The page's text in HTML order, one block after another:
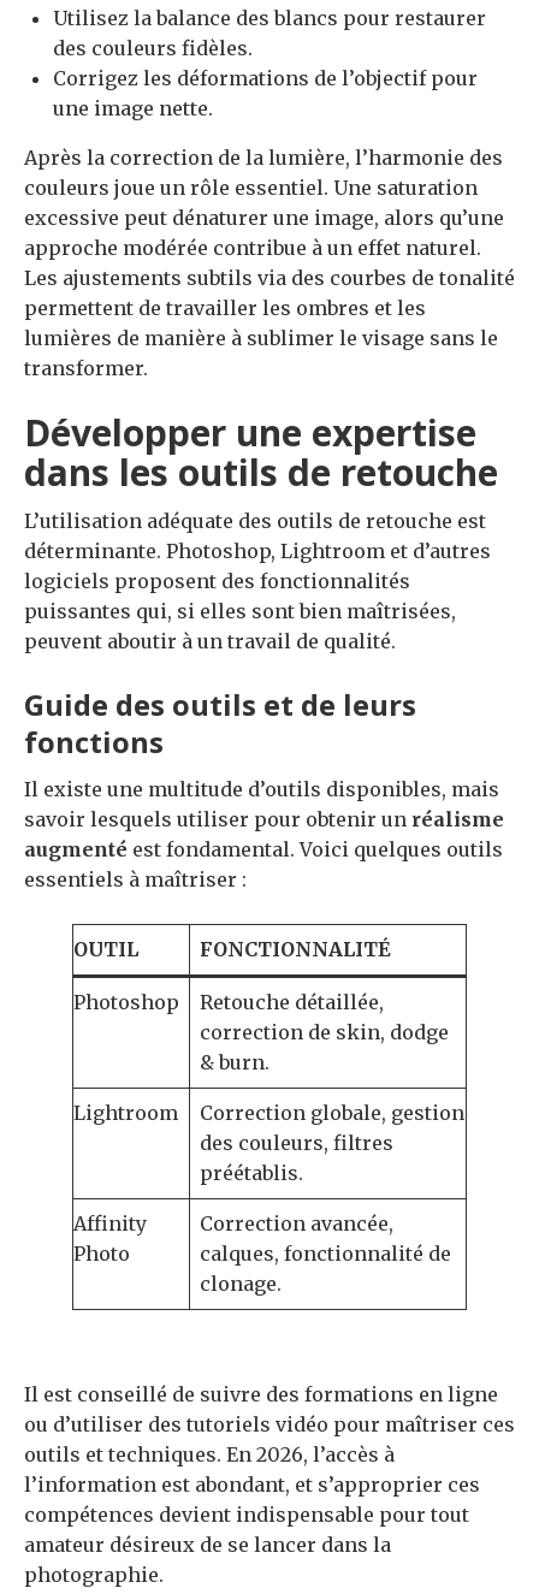
Utilisez la balance des blancs pour restaurer
des couleurs fidèles.
Corrigez les déformations de l’objectif pour
une image nette.
Après la correction de la lumière, l’harmonie des
couleurs joue un rôle essentiel. Une saturation
excessive peut dénaturer une image, alors qu’une
approche modérée contribue à un effet naturel.
Les ajustements subtils via des courbes de tonalité
permettent de travailler les ombres et les
lumières de manière à sublimer le visage sans le
transformer.
Développer une expertise
dans les outils de retouche
L’utilisation adéquate des outils de retouche est
déterminante. Photoshop, Lightroom et d’autres
logiciels proposent des fonctionnalités
puissantes qui, si elles sont bien maîtrisées,
peuvent aboutir à un travail de qualité.
Guide des outils et de leurs
fonctions
Il existe une multitude d’outils disponibles, mais
savoir lesquels utiliser pour obtenir un réalisme
augmenté est fondamental. Voici quelques outils
essentiels à maîtriser :
OUTIL FONCTIONNALITÉ
Photoshop
Retouche détaillée,
correction de skin, dodge
& burn.
Lightroom
Correction globale, gestion
des couleurs, filtres
préétablis.
Affinity
Photo
Correction avancée,
calques, fonctionnalité de
clonage.
Il est conseillé de suivre des formations en ligne
ou d’utiliser des tutoriels vidéo pour maîtriser ces
outils et techniques. En 2026, l’accès à
l’information est abondant, et s’approprier ces
compétences devient indispensable pour tout
amateur désireux de se lancer dans la
photographie.